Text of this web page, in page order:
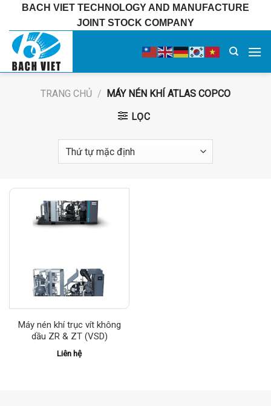
dung
BACH VIET TECHNOLOGY AND MANUFACTURE
JOINT STOCK COMPANY
TRANG CHỦ / MÁY NÉN KHÍ ATLAS COPCO
LỌC
Máy nén khí trục vít không
dầu ZR & ZT (VSD)
Liên hệ